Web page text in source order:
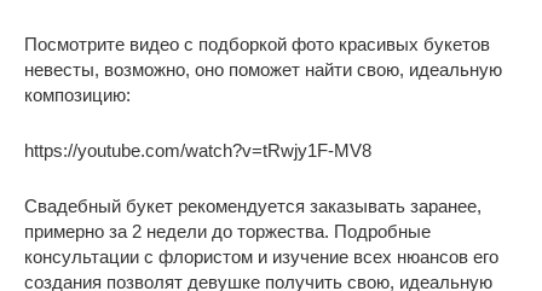
Посмотрите видео с подборкой фото красивых букетов
невесты, возможно, оно поможет найти свою, идеальную
композицию:
https://youtube.com/watch?v=tRwjy1F-MV8
Свадебный букет рекомендуется заказывать заранее,
примерно за 2 недели до торжества. Подробные
консультации с флористом и изучение всех нюансов его
создания позволят девушке получить свою, идеальную